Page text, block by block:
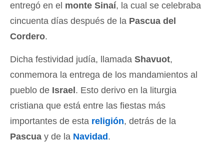
entregó en el monte Sinaí, la cual se celebraba
cincuenta días después de la Pascua del
Cordero.
Dicha festividad judía, llamada Shavuot,
conmemora la entrega de los mandamientos al
pueblo de Israel . Esto derivo en la liturgia
cristiana que está entre las fiestas más
importantes de esta religión, detrás de la
Pascua y de la Navidad .